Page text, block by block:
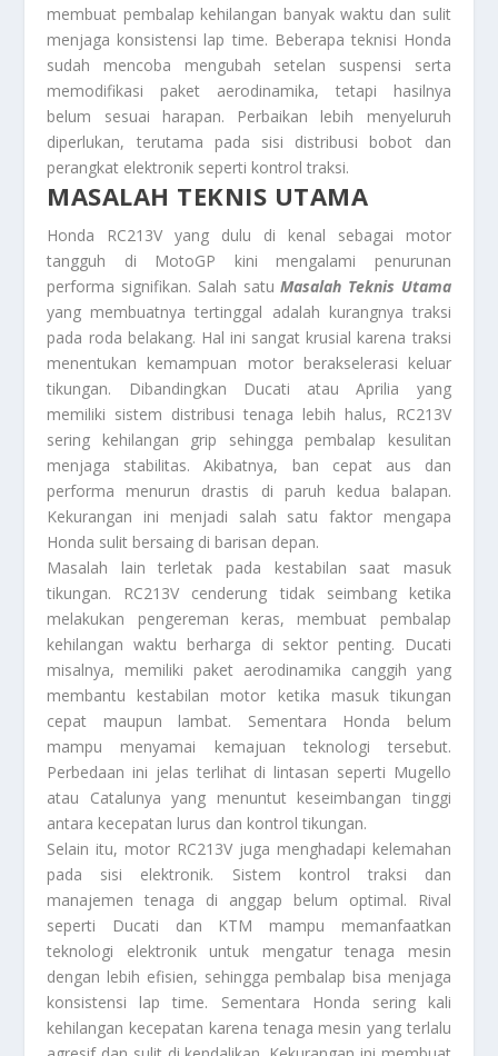
membuat pembalap kehilangan banyak waktu dan sulit
menjaga konsistensi lap time. Beberapa teknisi Honda
sudah mencoba mengubah setelan suspensi serta
memodifikasi paket aerodinamika, tetapi hasilnya
belum sesuai harapan. Perbaikan lebih menyeluruh
diperlukan, terutama pada sisi distribusi bobot dan
perangkat elektronik seperti kontrol traksi.
MASALAH TEKNIS UTAMA
Honda RC213V yang dulu di kenal sebagai motor
tangguh di MotoGP kini mengalami penurunan
performa signifikan. Salah satuMasalah Teknis Utama
yang membuatnya tertinggal adalah kurangnya traksi
pada roda belakang. Hal ini sangat krusial karena traksi
menentukan kemampuan motor berakselerasi keluar
tikungan. Dibandingkan Ducati atau Aprilia yang
memiliki sistem distribusi tenaga lebih halus, RC213V
sering kehilangan grip sehingga pembalap kesulitan
menjaga stabilitas. Akibatnya, ban cepat aus dan
performa menurun drastis di paruh kedua balapan.
Kekurangan ini menjadi salah satu faktor mengapa
Honda sulit bersaing di barisan depan.
Masalah lain terletak pada kestabilan saat masuk
tikungan. RC213V cenderung tidak seimbang ketika
melakukan pengereman keras, membuat pembalap
kehilangan waktu berharga di sektor penting. Ducati
misalnya, memiliki paket aerodinamika canggih yang
membantu kestabilan motor ketika masuk tikungan
cepat maupun lambat. Sementara Honda belum
mampu menyamai kemajuan teknologi tersebut.
Perbedaan ini jelas terlihat di lintasan seperti Mugello
atau Catalunya yang menuntut keseimbangan tinggi
antara kecepatan lurus dan kontrol tikungan.
Selain itu, motor RC213V juga menghadapi kelemahan
pada sisi elektronik. Sistem kontrol traksi dan
manajemen tenaga di anggap belum optimal. Rival
seperti Ducati dan KTM mampu memanfaatkan
teknologi elektronik untuk mengatur tenaga mesin
dengan lebih efisien, sehingga pembalap bisa menjaga
konsistensi lap time. Sementara Honda sering kali
kehilangan kecepatan karena tenaga mesin yang terlalu